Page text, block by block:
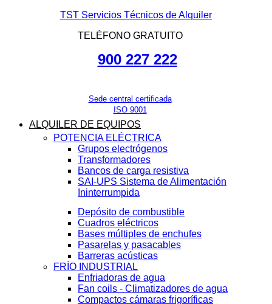
TST Servicios Técnicos de Alquiler
TELÉFONO GRATUITO
900 227 222
Sede central certificada
ISO 9001
ALQUILER DE EQUIPOS
POTENCIA ELÉCTRICA
Grupos electrógenos
Transformadores
Bancos de carga resistiva
SAI-UPS Sistema de Alimentación
Ininterrumpida
Depósito de combustible
Cuadros eléctricos
Bases múltiples de enchufes
Pasarelas y pasacables
Barreras acústicas
FRÍO INDUSTRIAL
Enfriadoras de agua
Fan coils - Climatizadores de agua
Compactos cámaras frigoríficas